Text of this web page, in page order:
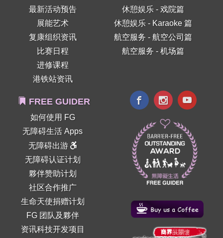
最新活动预告
展能艺术
复康组织资讯
比赛日程
进修课程
港铁站资讯
休憩娱乐 - 戏院篇
休憩娱乐 - Karaoke 篇
航空服务 - 航空公司篇
航空服务 - 机场篇
FREE GUIDER
如何使用 FG
无障碍生活 Apps
无障碍出游
无障碍认证计划
夥伴赞助计划
社区合作推广
生命天使捐赠计划
FG 团队及夥伴
资讯科技开发项目